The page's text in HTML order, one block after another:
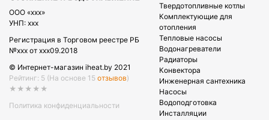
OOO «xxx»
УНП: xxx
Регистрация в Торговом реестре РБ
№xxx от xxx09.2018
© Интернет-магазин iheat.by 2021
Рейтинг: 5 (На основе 15 отзывов)
★★★★★
Политика конфиденциальности
Твердотопливные котлы
Комплектующие для
отопления
Тепловые насосы
Водонагреватели
Радиаторы
Конвектора
Инженерная сантехника
Насосы
Водоподготовка
Инсталляции